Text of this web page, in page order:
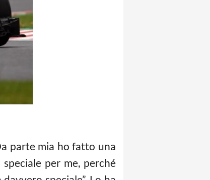
parte mia ho fatto una
per me, perché